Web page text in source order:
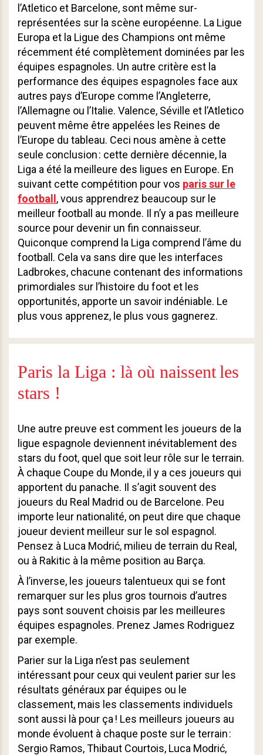
l’Atletico et Barcelone, sont même sur-
représentées sur la scène européenne. La Ligue
Europa et la Ligue des Champions ont même
récemment été complètement dominées par les
équipes espagnoles. Un autre critère est la
performance des équipes espagnoles face aux
autres pays d’Europe comme l’Angleterre,
l’Allemagne ou l’Italie. Valence, Séville et l’Atletico
peuvent même être appelées les Reines de
l’Europe du tableau. Ceci nous amène à cette
seule conclusion : cette dernière décennie, la
Liga a été la meilleure des ligues en Europe. En
suivant cette compétition pour vos paris sur le
football, vous apprendrez beaucoup sur le
meilleur football au monde. Il n’y a pas meilleure
source pour devenir un fin connaisseur.
Quiconque comprend la Liga comprend l’âme du
football. Cela va sans dire que les interfaces
Ladbrokes, chacune contenant des informations
primordiales sur l’histoire du foot et les
opportunités, apporte un savoir indéniable. Le
plus vous apprenez, le plus vous gagnerez.
Paris la Liga : là où naissent les
stars !
Une autre preuve est comment les joueurs de la
ligue espagnole deviennent inévitablement des
stars du foot, quel que soit leur rôle sur le terrain.
À chaque Coupe du Monde, il y a ces joueurs qui
apportent du panache. Il s’agit souvent des
joueurs du Real Madrid ou de Barcelone. Peu
importe leur nationalité, on peut dire que chaque
joueur devient meilleur sur le sol espagnol.
Pensez à Luca Modrić, milieu de terrain du Real,
ou à Rakitic à la même position au Barça.
À l’inverse, les joueurs talentueux qui se font
remarquer sur les plus gros tournois d’autres
pays sont souvent choisis par les meilleures
équipes espagnoles. Prenez James Rodriguez
par exemple.
Parier sur la Liga n’est pas seulement
intéressant pour ceux qui veulent parier sur les
résultats généraux par équipes ou le
classement, mais les classements individuels
sont aussi là pour ça ! Les meilleurs joueurs au
monde évoluent à chaque poste sur le terrain :
Sergio Ramos, Thibaut Courtois, Luca Modrić,